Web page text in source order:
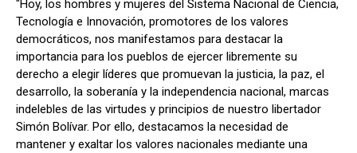
"Hoy, los hombres y mujeres del Sistema Nacional de Ciencia,
Tecnología e Innovación, promotores de los valores
democráticos, nos manifestamos para destacar la
importancia para los pueblos de ejercer libremente su
derecho a elegir líderes que promuevan la justicia, la paz, el
desarrollo, la soberanía y la independencia nacional, marcas
indelebles de las virtudes y principios de nuestro libertador
Simón Bolívar. Por ello, destacamos la necesidad de
mantener y exaltar los valores nacionales mediante una